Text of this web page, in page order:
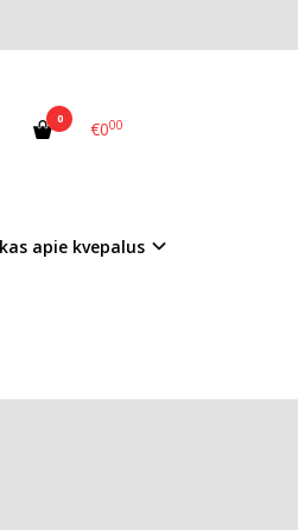
0 €000
apie kvepalus